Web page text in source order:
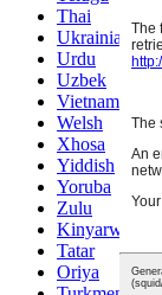
Thai
Ukrainian
Urdu
Uzbek
Vietnamese
Welsh
Xhosa
Yiddish
Yoruba
Zulu
Kinyarwanda
Tatar
Oriya